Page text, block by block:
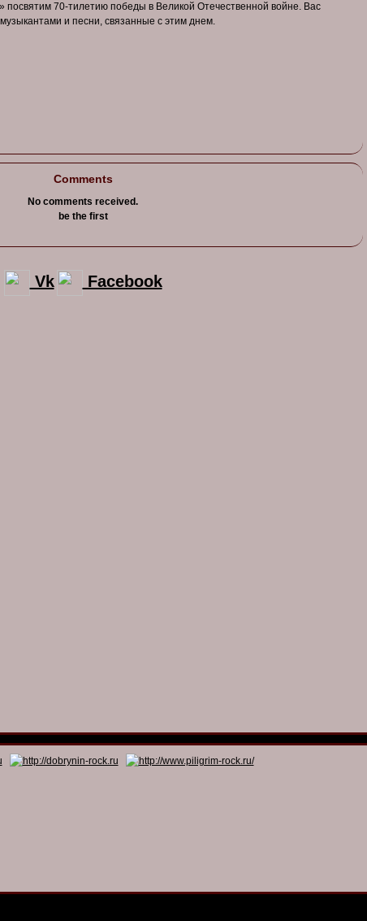
70-тилетию победы в Великой Отечественной войне. Вас
и песни, связанные с этим днем.
Comments
No comments received.
be the first
Vk Facebook